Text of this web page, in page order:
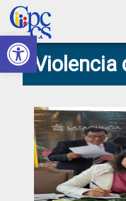
Abrir barra de
Skip
to
primary
navigation
Skip
to
main
content
Skip
to
primary
sidebar
Skip
to
footer
Consejo
de
Ciudadana
Control
Social
Construyendo
Poder
Ciudadano
Violencia